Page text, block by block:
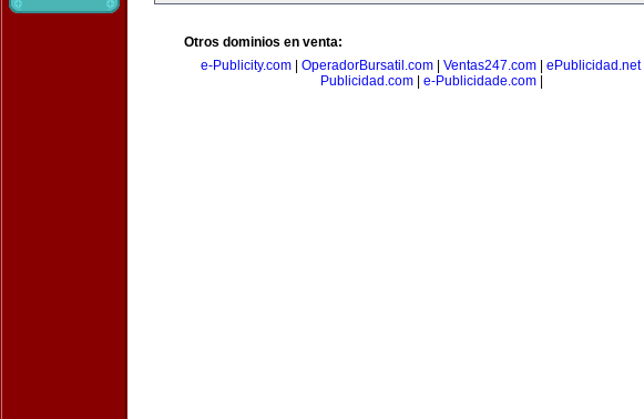
Otros dominios en venta:
e-Publicity.com| OperadorBursatil.com| Ventas247.com| ePublicidad.net|
Publicidad.com| e-Publicidade.com|